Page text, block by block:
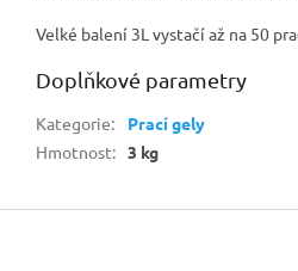
Velké balení 3L vystačí až na 50
Doplňkové parametry
Kategorie:
Prací gely
Hmotnost: 3 kg
Z